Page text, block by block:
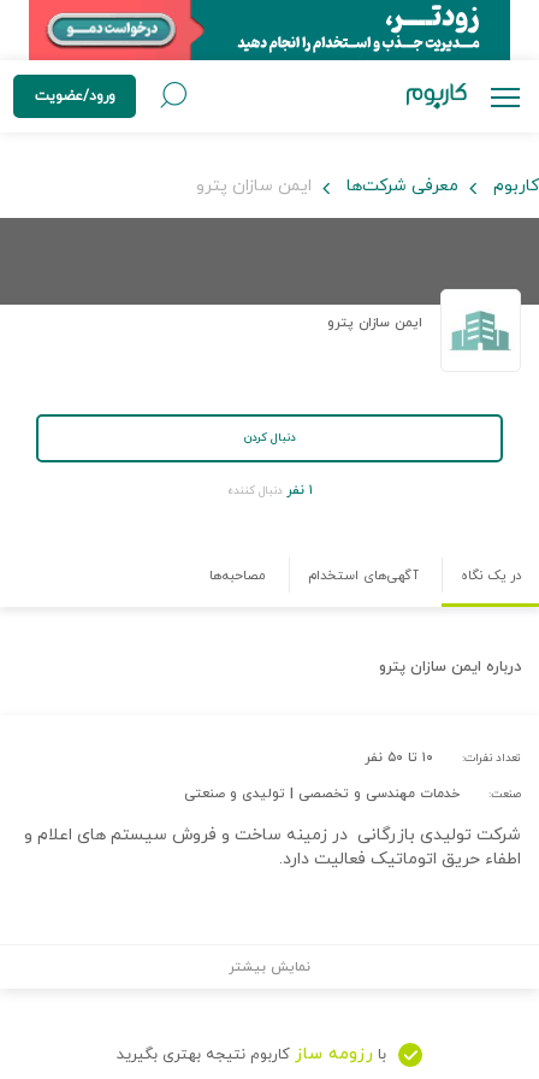
ورود/عضویت
کاربوم معرفی شرکت‌ها ایمن سازان پترو
ایمن سازان پترو
دنبال کردن
۱ نفر دنبال کننده
در یک نگاه آگهی‌های استخدام مصاحبه‌ها
درباره ایمن سازان پترو
تعداد نفرات: ۱۰ تا ۵۰ نفر
صنعت: خدمات مهندسی و تخصصی | تولیدی و صنعتی
شرکت تولیدی بازرگانی در زمینه ساخت و فروش ​​​سیستم های اعلام و
اطفاء حریق اتوماتیک فعالیت دارد.
نمایش بیشتر
با رزومه ساز کاربوم نتیجه بهتری بگیرید